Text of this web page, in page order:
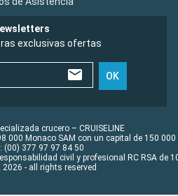
exclusivas ofertas
OK
crucero – CRUISELINE
000 Monaco SAM con un capital de 150 000
(00) 377 97 97 84 50
civil y profesional RC RSA de
2026 - all rights reserved